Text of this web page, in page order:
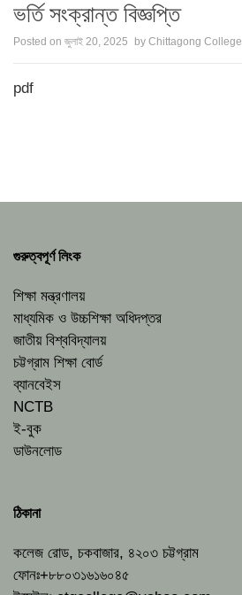
ভর্তি সংক্রান্ত বিজ্ঞপ্তি
Posted on জুলাই 20, 2025 by Chittagong College
pdf
গুরুত্বপূর্ণ লিংক
শিক্ষা মন্ত্রণালয়
মাধ্যমিক ও উচ্চশিক্ষা অধিদপ্তর
জাতীয় বিশ্ববিদ্যালয়
চট্টগ্রাম শিক্ষা বোর্ড
ব্যানবেইস
NCTB
ই-বুক
ডাউনলোড
ঠিকানা
কলেজ রোড, চকবাজার, ৪২০৩ চট্টগ্রাম
ফোনঃ+৮৮০৩১৬১৬০৪৫